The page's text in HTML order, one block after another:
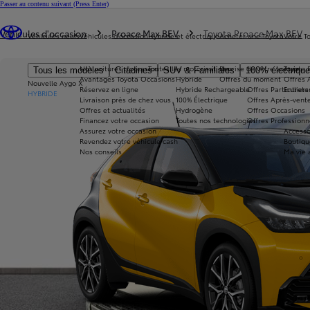
Passer au contenu suivant (Press Enter)
Véhicules neufs
Tous les modèles Citadines SUV & Familiales 100%
Nouvelle Aygo X
HYBRIDE
Véhicules d'occasion
Nos voitures d'occasion
Avantages Toyota Occasions
Réservez en ligne
Livraison près de chez vous
Offres et actualités
Financez votre occasion
Assurez votre occasion
Revendez votre véhicule cash
Nos conseils
Hybride et électrique
Toutes les motorisations
Hybride
Hybride Rechargeable
100% Électrique
Hydrogène
Toutes nos technologies
Acheter une Toyota
Reprise de votre voiture
Offres du moment
Offres Particuliers
Offres Après-
Offres Occasions
Offres
Votre
Toyota
Offres
Ma vie
Véhicules d'occasion Proace Max BEV Toyota Proace Max BEV